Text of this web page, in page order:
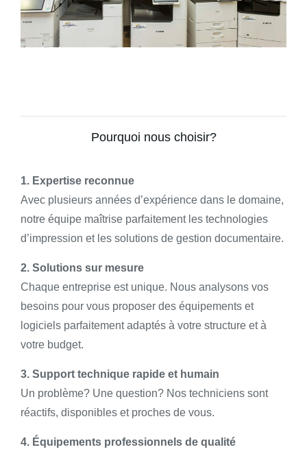
Pourquoi nous choisir?
1. Expertise reconnue
Avec plusieurs années d’expérience dans le domaine,
notre équipe maîtrise parfaitement les technologies
d’impression et les solutions de gestion documentaire.
2. Solutions sur mesure
Chaque entreprise est unique. Nous analysons vos
besoins pour vous proposer des équipements et
logiciels parfaitement adaptés à votre structure et à
votre budget.
3. Support technique rapide et humain
Un problème? Une question? Nos techniciens sont
réactifs, disponibles et proches de vous.
4. Équipements professionnels de qualité